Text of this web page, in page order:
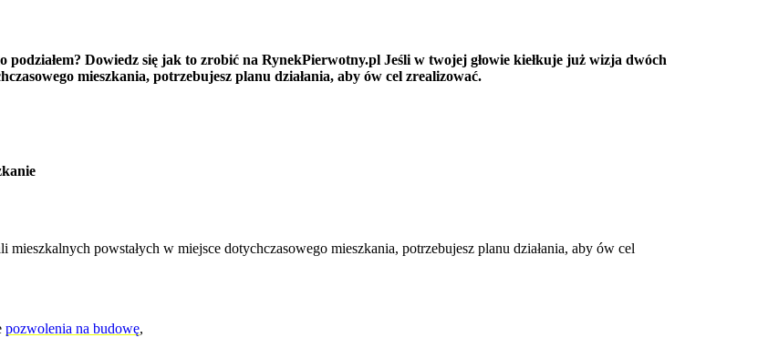
podziałem? Dowiedz się jak to zrobić na RynekPierwotny.pl Jeśli w twojej głowie kiełkuje już wizja dwóch
mieszkania, potrzebujesz planu działania, aby ów cel zrealizować.
powstałych w miejsce dotychczasowego mieszkania, potrzebujesz planu działania, aby ów cel
pozwolenia na budowę,